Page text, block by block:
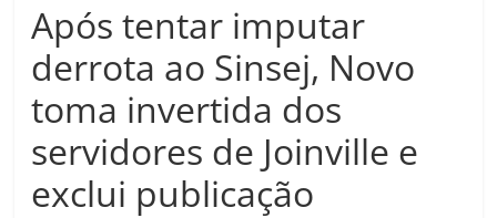
S
E
Após tentar imputar
derrota ao Sinsej, Novo
toma invertida dos
servidores de Joinville e
exclui publicação